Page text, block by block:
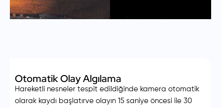
Otomatik Olay Algılama
Hareketli nesneler tespit edildiğinde kamera otomatik
olarak kaydı başlatırve olayın 15 saniye öncesi ile 30